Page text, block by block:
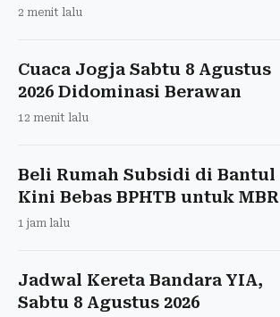
2 menit lalu
Cuaca Jogja Sabtu 8 Agustus
2026 Didominasi Berawan
12 menit lalu
Beli Rumah Subsidi di Bantul
Kini Bebas BPHTB untuk MBR
1 jam lalu
Jadwal Kereta Bandara YIA,
Sabtu 8 Agustus 2026